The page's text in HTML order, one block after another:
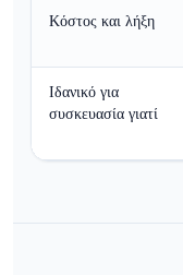
Κόστος και λήξη
Ιδανικό για
συσκευασία γιατί